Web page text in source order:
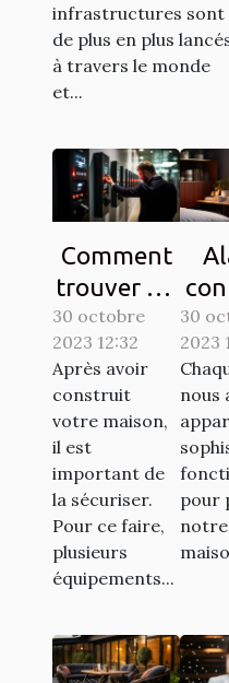
infrastructures sont
de plus en plus
à travers le monde
et...
Comment
trouver un
interphone
d’une
bonne
qualité ?
30 octobre
2023 12:32
Après avoir
construit
votre maison,
il est
important de
la sécuriser.
Pour ce faire,
plusieurs
équipements...
:
30
2023
nous
pour
notre